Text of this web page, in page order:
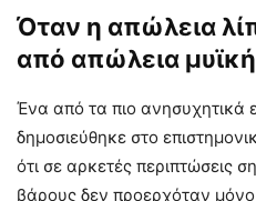
Όταν η απώλεια
από απώλεια
Ένα από τα πιο ανησυχητικά
δημοσιεύθηκε στο
ότι σε αρκετές περιπτώσεις
βάρους δεν προερχόταν